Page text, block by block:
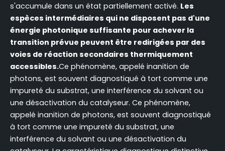
s'accumule dans un état partiellement activé. Les
espèces intermédiaires qui ne disposent pas d'une
énergie photonique suffisante pour achever la
transition prévue peuvent être redirigées par des
voies de réaction secondaires thermiquement
accessibles.Ce phénomène, appelé inanition de
photons, est souvent diagnostiqué à tort comme une
impureté du substrat, une interférence du solvant ou
une désactivation du catalyseur. Ce phénomène,
appelé inanition de photons, est souvent diagnostiqué
à tort comme une impureté du substrat, une
interférence du solvant ou une désactivation du